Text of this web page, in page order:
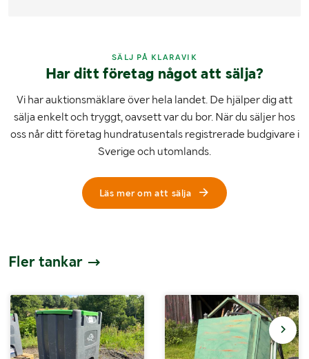
SÄLJ PÅ KLARAVIK
Har ditt företag något att sälja?
Vi har auktionsmäklare över hela landet. De hjälper dig att
sälja enkelt och tryggt, oavsett var du bor. När du säljer hos
oss når ditt företag hundratusentals registrerade budgivare i
Sverige och utomlands.
Läs mer om att sälja
Fler tankar